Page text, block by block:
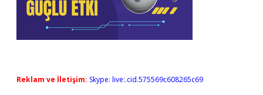
Reklam ve İletişim: Skype: live:.cid.575569c608265c69